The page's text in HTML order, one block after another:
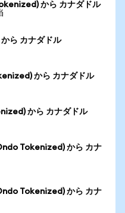
から カナダドル
ら カナダドル
から カナダドル
から カナダドル
Tokenized) から カナ
Tokenized) から カナ